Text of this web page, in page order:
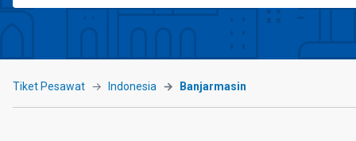
Tiket Pesawat Indonesia Banjarmasin